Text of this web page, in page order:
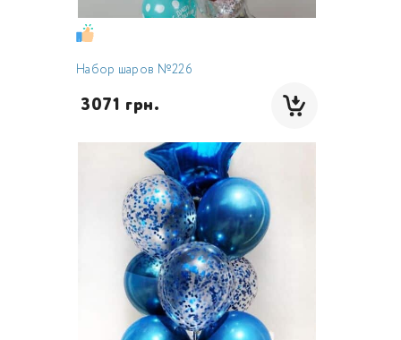
Набор шаров №226
3071 грн.